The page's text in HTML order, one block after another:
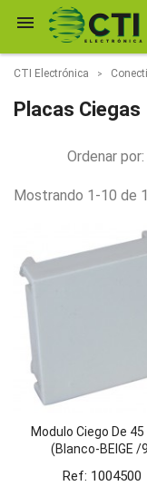

CTI Electrónica
Placas Ciegas
Ordenar por:
Mostrando 1-10 de
Modulo Ciego De 45
(Blanco-BEIGE /
Ref: 1004500